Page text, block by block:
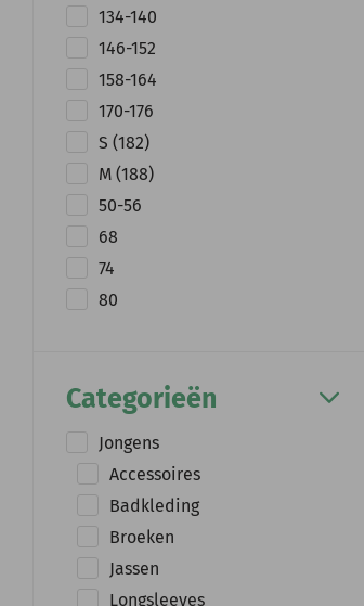
134-140
146-152
158-164
170-176
S (182)
M (188)
50-56
68
74
80
Categorieën
Jongens
Accessoires
Badkleding
Broeken
Jassen
Longsleeves